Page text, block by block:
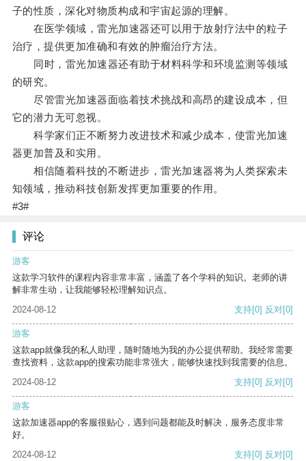
子的性质，深化对物质构成和宇宙起源的理解。
在医学领域，雷光加速器还可以用于放射疗法中的粒子
治疗，提供更加准确和有效的肿瘤治疗方法。
同时，雷光加速器还有助于材料科学和环境监测等领域
的研究。
尽管雷光加速器面临着技术挑战和高昂的建设成本，但
它的潜力无可忽视。
科学家们正不断努力改进技术和减少成本，使雷光加速
器更加普及和实用。
相信随着科技的不断进步，雷光加速器将为人类探索未
知领域，推动科技创新发挥更加重要的作用。
#3#
评论
游客
这款学习软件的课程内容非常丰富，涵盖了各个学科的知识。老师的讲
解非常生动，让我能够轻松理解知识点。
2024-08-12
支持[0] 反对[0]
游客
这款app就像我的私人助理，随时随地为我的办公提供帮助。我经常需要
查找资料，这款app的搜索功能非常强大，能够快速找到我需要的信息。
2024-08-12
支持[0] 反对[0]
游客
这款加速器app的客服很贴心，遇到问题都能及时解决，服务态度非常
好。
2024-08-12
支持[0] 反对[0]